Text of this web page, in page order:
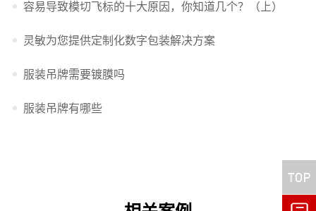
容易导致模切飞标的十大原因，你知道几个？（上）
灵敏为您提供定制化数字包装解决方案
服装吊牌需要镀膜吗
服装吊牌有哪些